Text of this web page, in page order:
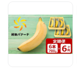
物】【送料無料】